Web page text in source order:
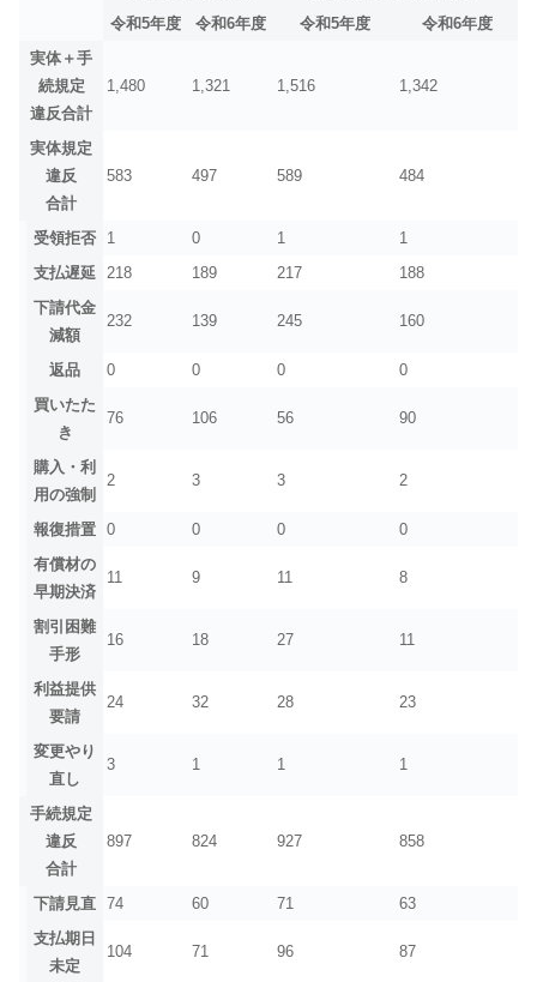
令和5年度
令和6年度 令和5年度
令和6年度
実体＋手
続規定
違反合計
1,480 1,321 1,516 1,342
実体規定
違反
合計
583 497 589 484
受領拒否 1 0 1
1
支払遅延 218 189 217
188
下請代金
減額
232 139 245 160
返品 0 0 0
0
買いたた
き
76 106 56 90
購入・利
用の強制
2 3 3 2
報復措置 0 0 0
0
有償材の
早期決済
11 9 11 8
割引困難
手形
16 18 27 11
利益提供
要請
24 32 28 23
変更やり
直し
3 1 1 1
手続規定
違反
合計
897 824 927 858
下請見直 74 60 71
63
支払期日
未定
104 71 96 87